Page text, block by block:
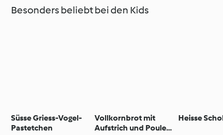
Besonders beliebt bei den Kids
Süsse Griess-Vogel-
Pastetchen
Vollkornbrot mit
Aufstrich und Poulet-
Heisse